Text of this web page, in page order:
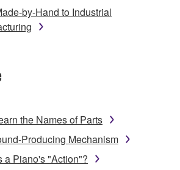
by-Hand to Industrial
the Names of Parts
Producing Mechanism
a Piano's "Action"?